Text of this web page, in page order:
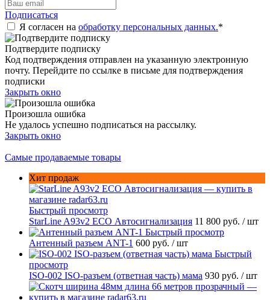
Подписаться
Я согласен на обработку персональных данных.*
Подтвердите подписку
Код подтверждения отправлен на указанную электронную
почту. Перейдите по ссылке в письме для подтверждения
подписки
Закрыть окно
Произошла ошибка
Не удалось успешно подписаться на рассылку.
Закрыть окно
Самые продаваемые товары
Хит продаж
Быстрый просмотр
StarLine A93v2 ECO Автосигнализация 11 800 руб. / шт
Быстрый просмотр
Антенный разъем ANT-1 600 руб. / шт
Быстрый
просмотр
ISO-002 ISO-разъем (ответная часть) мама 930 руб. / шт